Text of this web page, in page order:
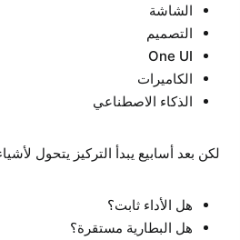
الشاشة
التصميم
One UI
الكاميرات
الذكاء الاصطناعي
لكن بعد أسابيع يبدأ التركيز يتحول
هل الأداء ثابت؟
هل البطارية مستقرة؟